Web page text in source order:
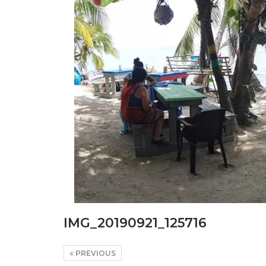
IMG_20190921_125716
PREVIOUS